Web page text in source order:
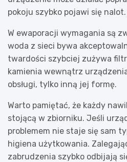
pokoju szybko pojawi się nalot.
W ewaporacji wymagania są
woda z sieci bywa
twardości szybciej zużywa
kamienia wewnątrz
obsługi, tylko inną jej formę.
Warto pamiętać, że każdy
stojącą w zbiorniku. Jeśli
problemem nie staje się sam
higiena użytkowania.
zabrudzenia szybko odbijają